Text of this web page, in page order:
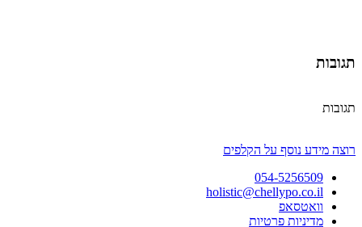
תגובות
תגובות
רוצה מידע נוסף על הקלפים
054-5256509
holistic@chellypo.co.il
וואטסאפ
מדיניות פרטיות